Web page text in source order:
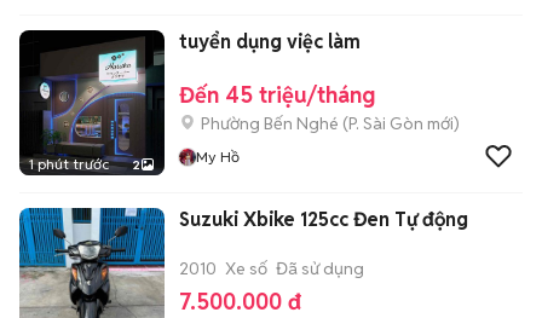
1 phút trước 2
tuyển dụng việc làm
Đến 45 triệu/tháng
Phường Bến Nghé (P. Sài Gòn mới)
My Hồ
Suzuki Xbike 125cc Đen Tự động
2010 Xe số Đã sử dụng
7.500.000 đ